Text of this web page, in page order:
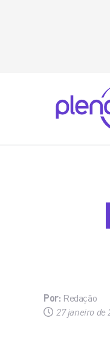
Por: Redação
27 janeiro de